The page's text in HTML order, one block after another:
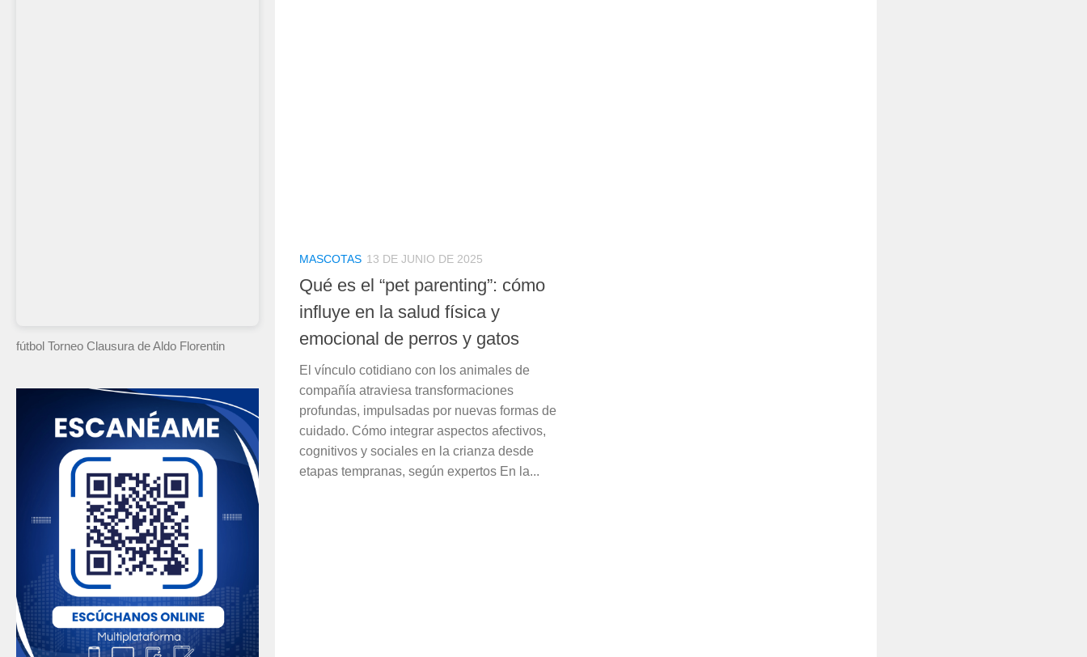
MASCOTAS 13 DE JUNIO DE 2025
Qué es el “pet parenting”: cómo
influye en la salud física y
emocional de perros y gatos
El vínculo cotidiano con los animales de
compañía atraviesa transformaciones
profundas, impulsadas por nuevas formas de
cuidado. Cómo integrar aspectos afectivos,
cognitivos y sociales en la crianza desde
etapas tempranas, según expertos En la...
fútbol Torneo Clausurade Aldo Florentin